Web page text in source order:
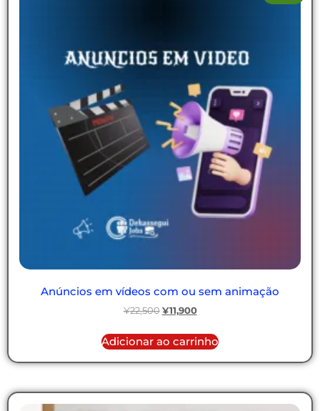
Anúncios em vídeos com ou sem animação
¥22,500 ¥11,900
Adicionar ao carrinho